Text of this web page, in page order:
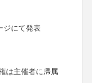
ジにて発表
は主催者に帰属